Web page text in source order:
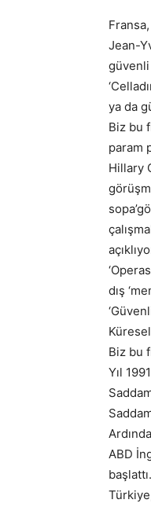
Jean-
güvenli
ya da
Biz bu
param
Hillary
dış
Biz bu
Yıl
ABD
başlattı.